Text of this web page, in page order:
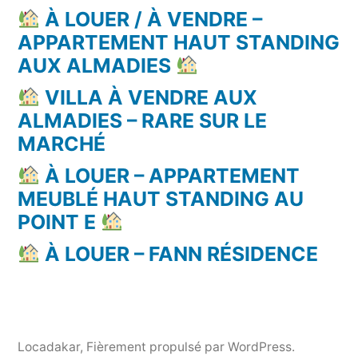
À LOUER / À VENDRE –
APPARTEMENT HAUT STANDING
AUX ALMADIES
VILLA À VENDRE AUX
ALMADIES – RARE SUR LE
MARCHÉ
À LOUER – APPARTEMENT
MEUBLÉ HAUT STANDING AU
POINT E
À LOUER – FANN RÉSIDENCE
Locadakar, Fièrement propulsé par WordPress.